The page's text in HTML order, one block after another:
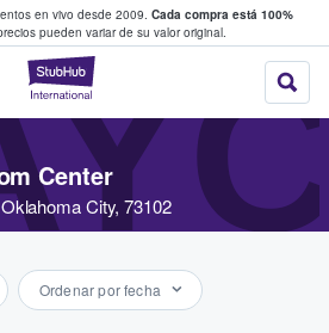
en vivo desde 2009. Cada compra está 100%
pueden variar de su valor original.
StubHub: donde
y venden boletos
Center
City, 73102
Ordenar por fecha